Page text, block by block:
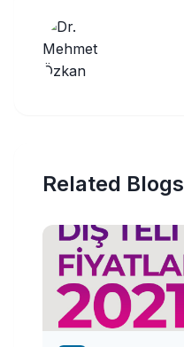
Related Blogs